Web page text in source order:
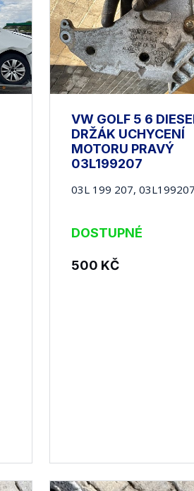
VW GOLF 5 6
DRŽÁK UCHYCENÍ
MOTORU PRAVÝ
03L199207
03L 199 207, 03L199207
DOSTUPNÉ
500 KČ